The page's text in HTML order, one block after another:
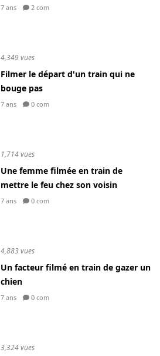
7 ans 2 com
4,349 vues
Filmer le départ d'un train qui ne
bouge pas
7 ans 0 com
1,714 vues
Une femme filmée en train de
mettre le feu chez son voisin
7 ans 0 com
4,883 vues
Un facteur filmé en train de gazer un
chien
7 ans 0 com
3,324 vues